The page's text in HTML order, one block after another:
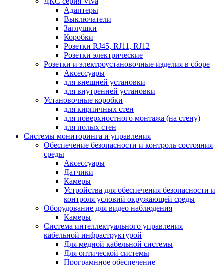
Адаптеры
Выключатели
Заглушки
Коробки
Розетки RJ45, RJ11, RJ12
Розетки электрические
Розетки и электроустановочные изделия в сборе
Аксессуары
для внешней установки
для внутренней установки
Установочные коробки
для кирпичных стен
для поверхностного монтажа (на стену)
для полых стен
Системы мониторинга и управления
Обеспечение безопасности и контроль состояния
среды
Аксессуары
Датчики
Камеры
Устройства для обеспечения безопасности и
контроля условий окружающей среды
Оборудование для видео наблюдения
Камеры
Система интеллектуального управления
кабельной инфраструктурой
Для медной кабельной системы
Для оптической системы
Програмнное обеспечение